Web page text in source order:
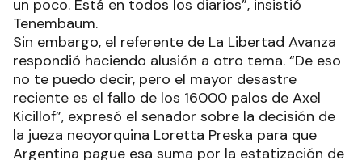
un poco. Está en todos los diarios”, insistió
Tenembaum.
Sin embargo, el referente de La Libertad Avanza
respondió haciendo alusión a otro tema. “De eso
no te puedo decir, pero el mayor desastre
reciente es el fallo de los 16000 palos de Axel
Kicillof”, expresó el senador sobre la decisión de
la jueza neoyorquina Loretta Preska para que
Argentina pague esa suma por la estatización de